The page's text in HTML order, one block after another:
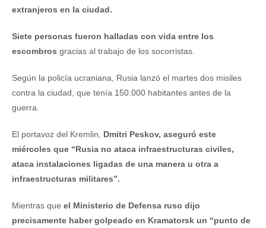
extranjeros en la ciudad.
Siete personas fueron halladas con vida entre los
escombros gracias al trabajo de los socorristas.
Según la policía ucraniana, Rusia lanzó el martes dos misiles
contra la ciudad, que tenía 150.000 habitantes antes de la
guerra.
El portavoz del Kremlin, Dmitri Peskov, aseguró este
miércoles que “Rusia no ataca infraestructuras civiles,
ataca instalaciones ligadas de una manera u otra a
infraestructuras militares”.
Mientras que el Ministerio de Defensa ruso dijo
precisamente haber golpeado en Kramatorsk un “punto de